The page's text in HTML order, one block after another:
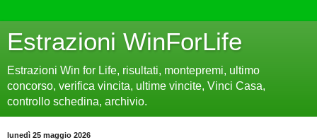
Estrazioni WinForLife
Estrazioni Win for Life, risultati, montepremi, ultimo
concorso, verifica vincita, ultime vincite, Vinci Casa,
controllo schedina, archivio.
lunedì 25 maggio 2026